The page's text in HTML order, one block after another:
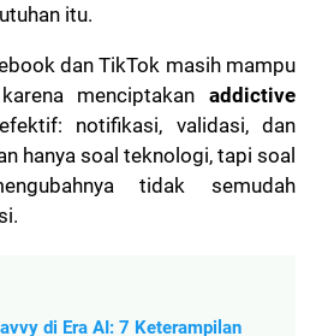
itu.
dan TikTok masih mampu
menciptakan addictive
notifikasi, validasi, dan
hanya soal teknologi, tapi soal
tidak semudah
di Era AI: 7 Keterampilan